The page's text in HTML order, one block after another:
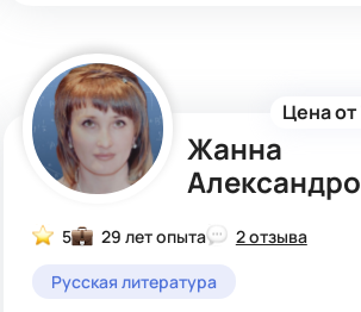
Жанна
Цена
5 29 лет опыта
2 отзыва
Русская литература